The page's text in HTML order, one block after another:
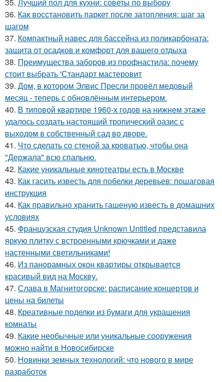
36. Как восстановить паркет после затопления: шаг за
шагом
37. Компактный навес для бассейна из поликарбоната:
защита от осадков и комфорт для вашего отдыха
38. Преимущества заборов из профнастила: почему
стоит выбрать 'Стандарт мастеровит
39. Дом, в котором Элвис Пресли провёл медовый
месяц - теперь с обновлённым интерьером.
40. В типовой квартире 1960-х годов на нижнем этаже
удалось создать настоящий тропический оазис с
выходом в собственный сад во дворе.
41. Что сделать со стеной за кроватью, чтобы она
"Держала" всю спальню.
42. Какие уникальные кинотеатры есть в Москве
43. Как гасить известь для побелки деревьев: пошаговая
инструкция
44. Как правильно хранить гашеную известь в домашних
условиях
45. Французская студия Unknown Untitled представила
яркую плитку с встроенными крючками и даже
настенными светильниками!
46. Из панорамных окон квартиры открывается
красивый вид на Москву.
47. Слава в Магнитогорске: расписание концертов и
цены на билеты
48. Креативные поделки из бумаги для украшения
комнаты
49. Какие необычные или уникальные сооружения
можно найти в Новосибирске
50. Новинки земных технологий: что нового в мире
разработок